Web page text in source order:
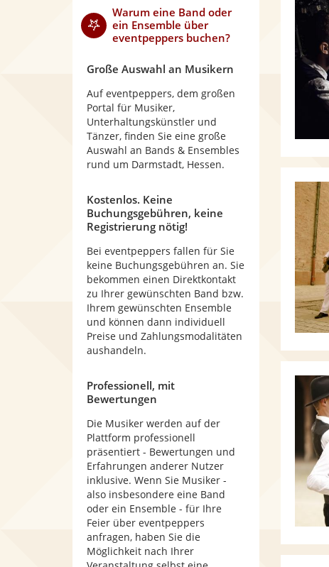
Warum eine Band oder
ein Ensemble über
eventpeppers buchen?
Große Auswahl an Musikern
Auf eventpeppers, dem großen
Portal für Musiker,
Unterhaltungskünstler und
Tänzer, finden Sie eine große
Auswahl an Bands & Ensembles
rund um Darmstadt, Hessen.
Kostenlos. Keine
Buchungsgebühren, keine
Registrierung nötig!
Bei eventpeppers fallen für Sie
keine Buchungsgebühren an. Sie
bekommen einen Direktkontakt
zu Ihrer gewünschten Band bzw.
Ihrem gewünschten Ensemble
und können dann individuell
Preise und Zahlungsmodalitäten
aushandeln.
Professionell, mit
Bewertungen
Die Musiker werden auf der
Plattform professionell
präsentiert - Bewertungen und
Erfahrungen anderer Nutzer
inklusive. Wenn Sie Musiker -
also insbesondere eine Band
oder ein Ensemble - für Ihre
Feier über eventpeppers
anfragen, haben Sie die
Möglichkeit nach Ihrer